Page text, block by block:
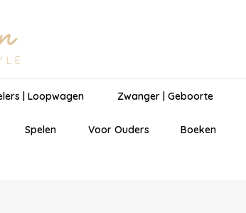
| Loopwagen Zwanger | Geboorte
Spelen Voor Ouders Boeken